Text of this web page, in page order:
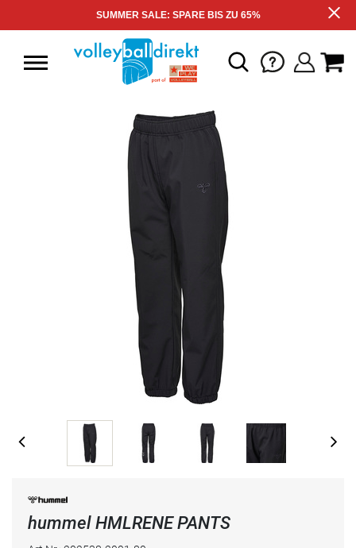
SUMMER SALE: SPARE BIS ZU 65%
hummel HMLRENE PANTS